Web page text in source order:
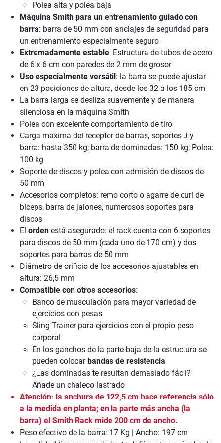
Polea alta y polea baja
Máquina Smith para un entrenamiento guiado con
barra: barra de 50 mm con anclajes de seguridad para
un entrenamiento especialmente seguro
Extremadamente estable: Estructura de tubos de acero
de 6 x 6 cm con paredes de 2 mm de grosor
Uso especialmente versátil : la barra se puede ajustar
en 23 posiciones de altura, desde los 32 a los 185 cm
La barra larga se desliza suavemente y de manera
silenciosa en la máquina Smith
Polea con excelente comportamiento de tiro
Carga máxima del receptor de barras, soportes J y
barra: hasta 350 kg; barra de dominadas: 150 kg; Polea:
100 kg
Soporte de discos y polea con admisión de discos de
50 mm
Accesorios completos: remo corto o agarre de curl de
bíceps, barra de jalones, numerosos soportes para
discos
El orden está asegurado: el rack cuenta con 6 soportes
para discos de 50 mm (cada uno de 170 cm) y dos
soportes para barras de 50 mm
Diámetro de orificio de los accesorios ajustables en
altura: 26,5 mm
Compatible con otros accesorios:
Banco de musculación para mayor variedad de
ejercicios con pesas
Sling Trainer para ejercicios con el propio peso
corporal
En los ganchos de la parte baja de la estructura se
pueden colocar bandas de resistencia
¿Las dominadas te resultan demasiado fácil?
Añade un chaleco lastrado
Atención: la anchura de 122,5 cm hace referencia sólo
a la medida en planta; en la parte más ancha (la
barra) el Smith Rack mide 200 cm de ancho.
Peso efectivo de la barra: 17 Kg | Ancho: 197 cm